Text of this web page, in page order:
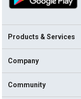
Products & Services
Company
Community